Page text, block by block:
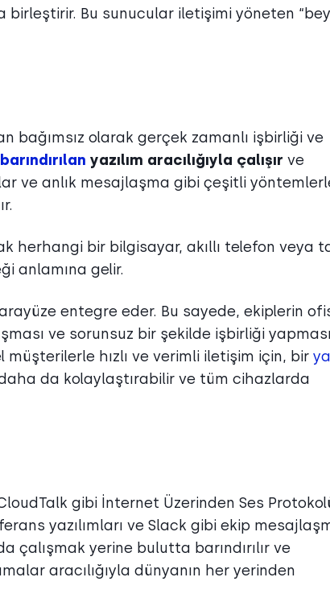
Bu sunucular iletişimi yöneten
bağımsız olarak gerçek zamanlı işbirliği ve
barındırılan yazılım aracılığıyla çalışır ve
ve anlık mesajlaşma gibi çeşitli
herhangi bir bilgisayar, akıllı telefon veya
anlamına gelir.
entegre eder. Bu sayede, ekiplerin
ve sorunsuz bir şekilde işbirliği
hızlı ve verimli iletişim için, bir
da kolaylaştırabilir ve tüm cihazlarda
gibi İnternet Üzerinden Ses
yazılımları ve Slack gibi ekip
çalışmak yerine bulutta barındırılır ve
aracılığıyla dünyanın her yerinden